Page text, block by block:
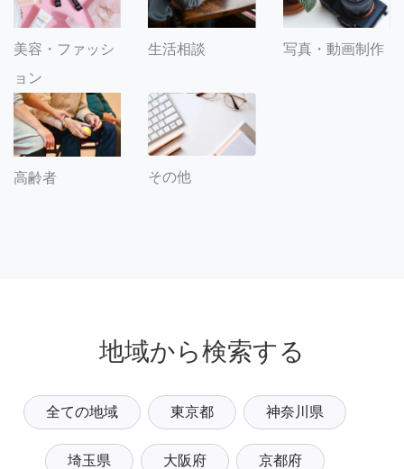
美容・ファッシ
ョン
生活相談 写真・動画制作
高齢者 その他
地域から検索する
全ての地域 東京都 神奈川県
埼玉県 大阪府 京都府